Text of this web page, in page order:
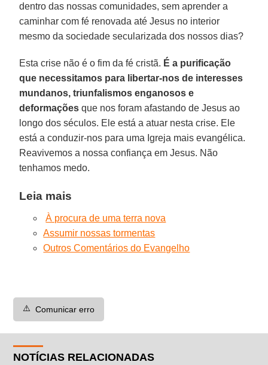
dentro das nossas comunidades, sem aprender a
caminhar com fé renovada até Jesus no interior
mesmo da sociedade secularizada dos nossos dias?
Esta crise não é o fim da fé cristã. É a purificação
que necessitamos para libertar-nos de interesses
mundanos, triunfalismos enganosos e
deformações que nos foram afastando de Jesus ao
longo dos séculos. Ele está a atuar nesta crise. Ele
está a conduzir-nos para uma Igreja mais evangélica.
Reavivemos a nossa confiança em Jesus. Não
tenhamos medo.
Leia mais
À procura de uma terra nova
Assumir nossas tormentas
Outros Comentários do Evangelho
⚠️ Comunicar erro
NOTÍCIAS RELACIONADAS